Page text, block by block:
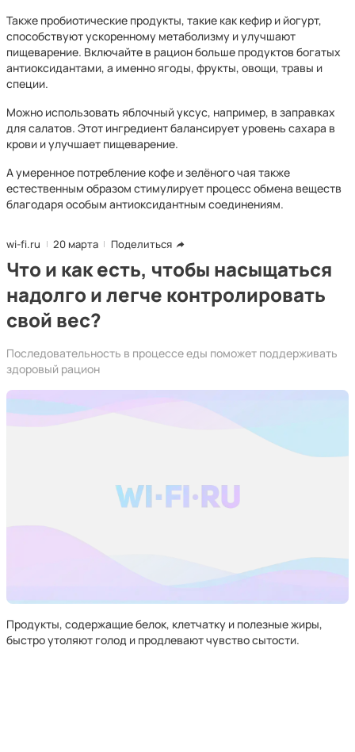
Также пробиотические продукты, такие как кефир и йогурт,
способствуют ускоренному метаболизму и улучшают
пищеварение. Включайте в рацион больше продуктов богатых
антиоксидантами, а именно ягоды, фрукты, овощи, травы и
специи.
Можно использовать яблочный уксус, например, в заправках
для салатов. Этот ингредиент балансирует уровень сахара в
крови и улучшает пищеварение.
А умеренное потребление кофе и зелёного чая также
естественным образом стимулирует процесс обмена веществ
благодаря особым антиоксидантным соединениям.
wi-fi.ru 20 марта Поделиться
Что и как есть, чтобы насыщаться
надолго и легче контролировать
свой вес?
Последовательность в процессе еды поможет поддерживать
здоровый рацион
Продукты, содержащие белок, клетчатку и полезные жиры,
быстро утоляют голод и продлевают чувство сытости.